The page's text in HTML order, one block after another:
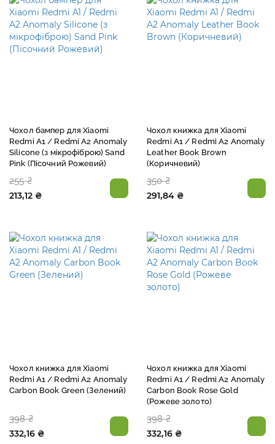
Чохол бампер для Xiaomi
Redmi A1 / Redmi A2 Anomaly
Silicone (з мікрофіброю) Sand
Pink (Пісочний Рожевий)
255 ₴
213,12 ₴
Чохол книжка для Xiaomi
Redmi A1 / Redmi A2 Anomaly
Leather Book Brown
(Коричневий)
350 ₴
291,84 ₴
Чохол книжка для Xiaomi
Redmi A1 / Redmi A2 Anomaly
Carbon Book Green (Зелений)
398 ₴
332,16 ₴
Чохол книжка для Xiaomi
Redmi A1 / Redmi A2 Anomaly
Carbon Book Rose Gold
(Рожеве золото)
398 ₴
332,16 ₴